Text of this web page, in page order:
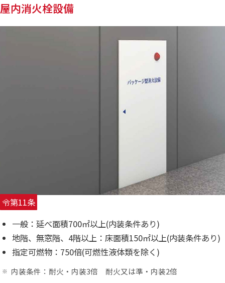
屋内消火栓設備
令第11条
一般：延べ面積700㎡以上(内装条件あり)
地階、無窓階、4階以上：床面積150㎡以上(内装条件あり)
指定可燃物：750倍(可燃性液体類を除く)
内装条件：耐火・内装3倍 耐火又は準・内装2倍